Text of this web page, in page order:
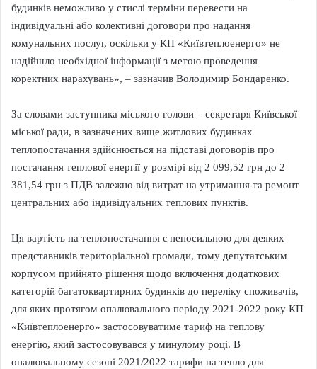
будинків неможливо у стислі терміни перевести на
індивідуальні або колективні договори про надання
комунальних послуг, оскільки у КП «Київтеплоенерго» не
надійшло необхідної інформації з метою проведення
коректних нарахувань», – зазначив Володимир Бондаренко.
За словами заступника міського голови – секретаря Київської
міської ради, в зазначених вище житлових будинках
теплопостачання здійснюється на підставі договорів про
постачання теплової енергії у розмірі від 2 099,52 грн до 2
381,54 грн з ПДВ залежно від витрат на утримання та ремонт
центральних або індивідуальних теплових пунктів.
Ця вартість на теплопостачання є непосильною для деяких
представників територіальної громади, тому депутатським
корпусом прийнято рішення щодо включення додаткових
категорій багатоквартирних будинків до переліку споживачів,
для яких протягом опалювального періоду 2021-2022 року КП
«Київтеплоенерго» застосовуватиме тариф на теплову
енергію, який застосовувався у минулому році. В
опалювальному сезоні 2021/2022 тарифи на тепло для